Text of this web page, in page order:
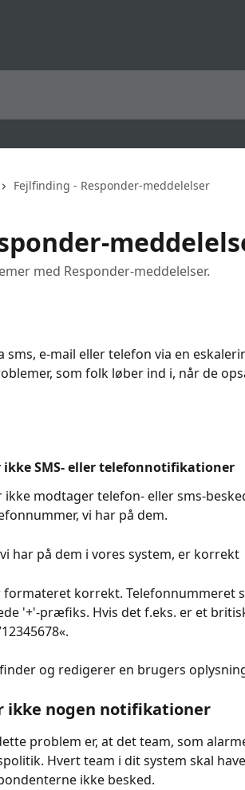
Fejlfinding - Responder-meddelelser
med Responder-meddelelser.
sms, e-mail eller telefon via en
som folk løber ind i, når de
SMS- eller telefonnotifikationer
modtager telefon- eller sms-
vi har på dem.
har på dem i vores system, er korrekt
korrekt. Telefonnummeret
'+'-præfiks. Hvis det f.eks. er et
og redigerer en brugers
ikke nogen notifikationer
problem er, at det team, som
Hvert team i dit system skal
ikke besked.